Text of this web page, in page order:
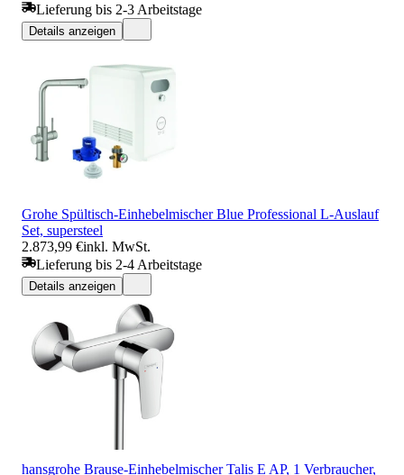
Lieferung bis 2-3 Arbeitstage
Details anzeigen
Grohe Spültisch-Einhebelmischer Blue Professional L-Auslauf
Set, supersteel
2.873,99 €inkl. MwSt.
Lieferung bis 2-4 Arbeitstage
Details anzeigen
hansgrohe Brause-Einhebelmischer Talis E AP, 1 Verbraucher,